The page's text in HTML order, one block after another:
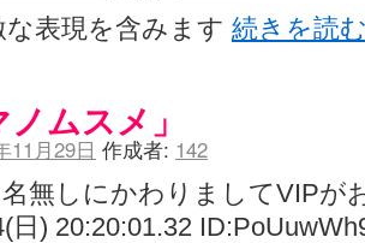
な表現を含みます 続きを読
ムスメ」
11月29日 作成者: 142
無しにかわりましてVIPが
日) 20:20:01.32